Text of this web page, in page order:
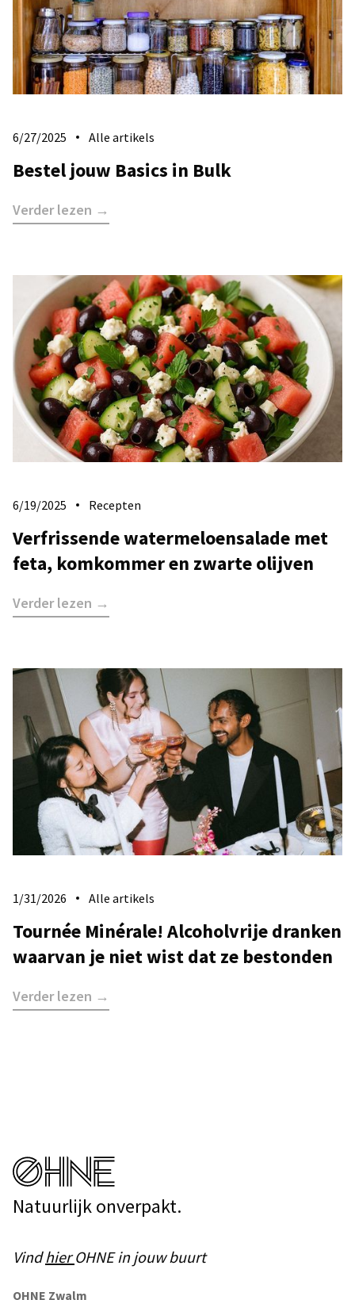
6/27/2025 Alle artikels
Bestel jouw Basics in Bulk
Verder lezen →
6/19/2025 Recepten
Verfrissende watermeloensalade met
feta, komkommer en zwarte olijven
Verder lezen →
1/31/2026 Alle artikels
Tournée Minérale! Alcoholvrije dranken
waarvan je niet wist dat ze bestonden
Verder lezen →
Natuurlijk onverpakt.
VindhierOHNE in jouw buurt
OHNE Zwalm